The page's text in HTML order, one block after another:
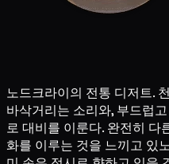
노드크라이의 전통 디저트.
바삭거리는 소리와, 부드럽
로 대비를 이룬다. 완전히 다
화를 이루는 것을 느끼고 있